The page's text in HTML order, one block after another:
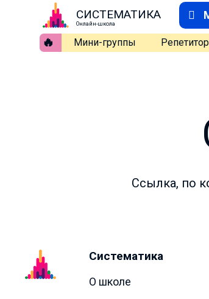
СИСТЕМАТИКА
Онлайн-школа
🔥
Мини-группы
Ссылка, по
Систематика
О школе